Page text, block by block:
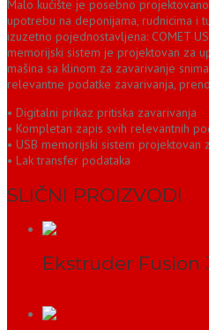
Malo kućište je posebno
upotrebu na deponijama, rudnicima i
izuzetno pojednostavljena: COMET
memorijski sistem je projektovan za
mašina sa klinom za zavarivanje
relevantne podatke zavarivanja,
• Digitalni prikaz pritiska zavarivanja
• Kompletan zapis svih relevantnih
• USB memorijski sistem
• Lak transfer podataka
SLIČNI PROIZVODI
Ekstruder Fusion